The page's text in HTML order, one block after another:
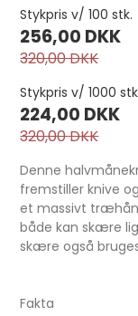
Stykpris v/ 100 stk.
256,00 DKK
320,00 DKK
Stykpris v/ 1000
224,00 DKK
320,00 DKK
Denne
fremstiller knive
et massivt
både kan skære
skære også
Fakta